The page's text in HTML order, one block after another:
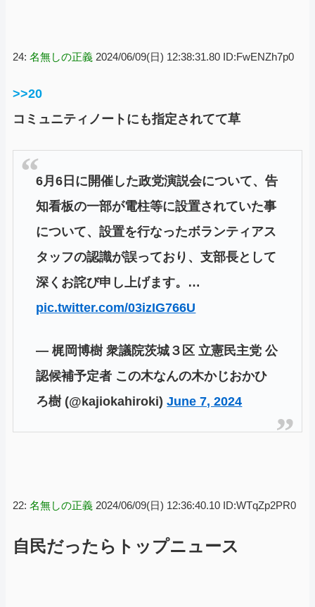
24: 名無しの正義 2024/06/09(日) 12:38:31.80 ID:FwENZh7p0
>>20
コミュニティノートにも指定されてて草
6月6日に開催した政党演説会について、告
知看板の一部が電柱等に設置されていた事
について、設置を行なったボランティアス
タッフの認識が誤っており、支部長として
深くお詫び申し上げます。…
pic.twitter.com/03izIG766U
— 梶岡博樹 衆議院茨城３区 立憲民主党 公
認候補予定者 この木なんの木かじおかひ
ろ樹 (@kajiokahiroki)June 7, 2024
22: 名無しの正義 2024/06/09(日) 12:36:40.10 ID:WTqZp2PR0
自民だったらトップニュース